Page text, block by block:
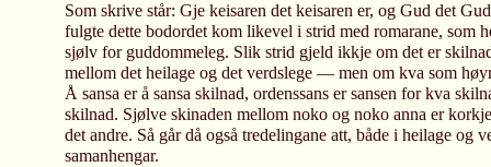
Som skrive står: Gje keisaren det keisaren er, og Gud det
fulgte dette bodordet kom likevel i strid med romarane, som
sjølv for guddommeleg. Slik strid gjeld ikkje om det er
mellom det heilage og det verdslege — men om kva som
Å sansa er å sansa skilnad, ordenssans er sansen for kva
skilnad. Sjølve skinaden mellom noko og noko anna er
det andre. Så går då også tredelingane att, både i heilage og
samanhengar.